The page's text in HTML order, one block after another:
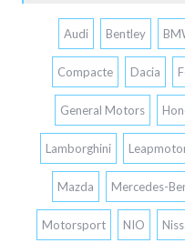
Audi Bentley
Compacte Dacia
General Motors
Lamborghini
Mazda Mercedes-
Motorsport NIO